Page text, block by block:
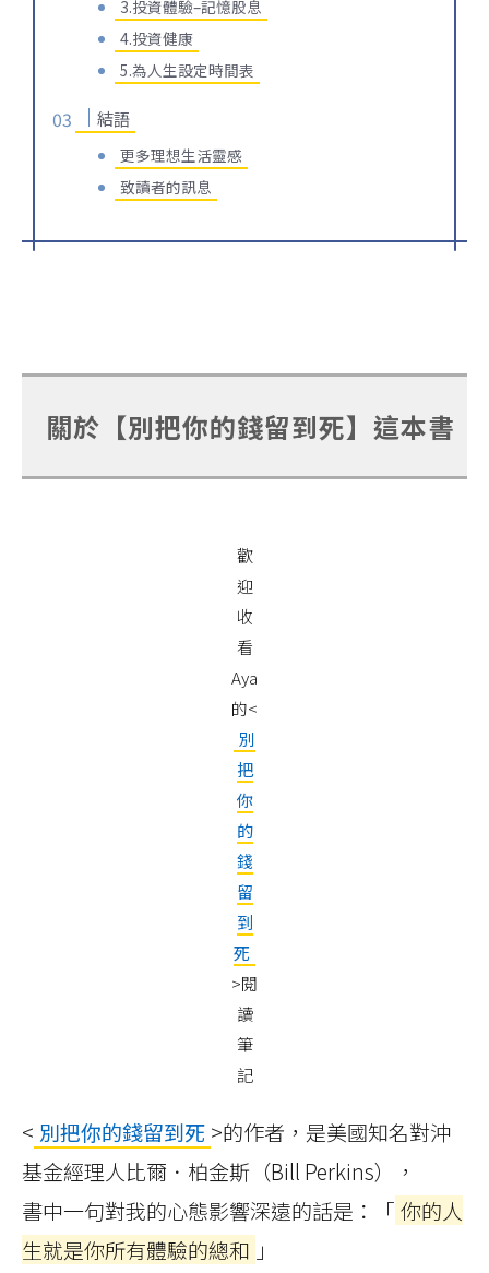
3.投資體驗–記憶股息
4.投資健康
5.為人生設定時間表
結語
更多理想生活靈感
致讀者的訊息
關於【別把你的錢留到死】這本書
歡
迎
收
看
Aya
的<
別
把
你
的
錢
留
到
死
>閱
讀
筆
記
< 別把你的錢留到死 >的作者，是美國知名對沖
基金經理人比爾．柏金斯（Bill Perkins），
書中一句對我的心態影響深遠的話是：「 你的人
生就是你所有體驗的總和 」